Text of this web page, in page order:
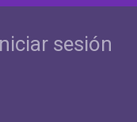
sesión